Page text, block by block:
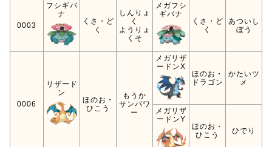
0003
フシギバ
ナ
くさ・ど
く
しんりょ
く
ようりょ
くそ
メガフシ
ギバナ
くさ・ど
く
あついし
ぼう
0006
リザード
ン
ほのお・
ひこう
もうか
サンパワ
ー
メガリザ
ードンX
ほのお・
ドラゴン
かたいツ
メ
メガリザ
ードンY
ほのお・
ひこう
ひでり